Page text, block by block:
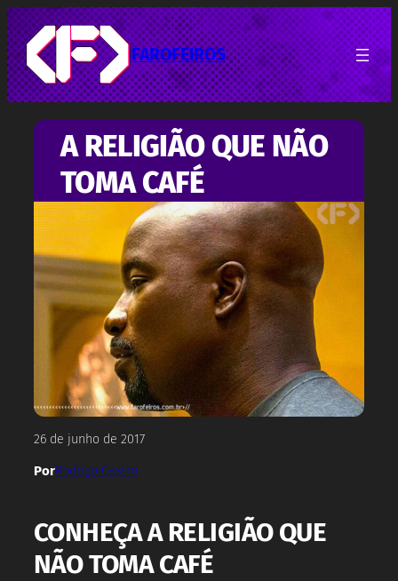
Pular
para
o
conteúdo
FAROFEIROS
A RELIGIÃO QUE NÃO
TOMA CAFÉ
26 de junho de 2017
PorRodrigo Castro
CONHEÇA A RELIGIÃO QUE
NÃO TOMA CAFÉ